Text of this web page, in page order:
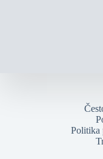
Politika